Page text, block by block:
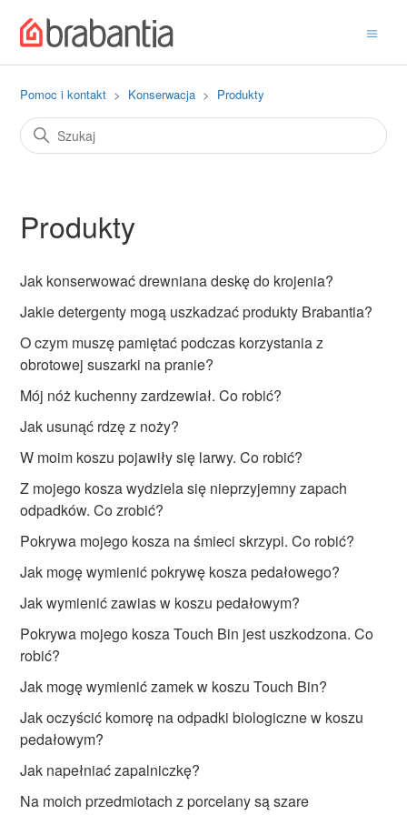
Pomoc i kontakt Konserwacja Produkty
Produkty
Jak konserwować drewniana deskę do krojenia?
Jakie detergenty mogą uszkadzać produkty Brabantia?
O czym muszę pamiętać podczas korzystania z
obrotowej suszarki na pranie?
Mój nóż kuchenny zardzewiał. Co robić?
Jak usunąć rdzę z noży?
W moim koszu pojawiły się larwy. Co robić?
Z mojego kosza wydziela się nieprzyjemny zapach
odpadków. Co zrobić?
Pokrywa mojego kosza na śmieci skrzypi. Co robić?
Jak mogę wymienić pokrywę kosza pedałowego?
Jak wymienić zawias w koszu pedałowym?
Pokrywa mojego kosza Touch Bin jest uszkodzona. Co
robić?
Jak mogę wymienić zamek w koszu Touch Bin?
Jak oczyścić komorę na odpadki biologiczne w koszu
pedałowym?
Jak napełniać zapalniczkę?
Na moich przedmiotach z porcelany są szare